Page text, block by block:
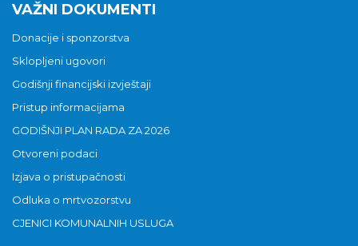
VAŽNI DOKUMENTI
Donacije i sponzorstva
Sklopljeni ugovori
Godišnji financijski izvještaji
Pristup informacijama
GODIŠNJI PLAN RADA ZA 2026
Otvoreni podaci
Izjava o pristupačnosti
Odluka o mrtvozorstvu
CJENICI KOMUNALNIH USLUGA